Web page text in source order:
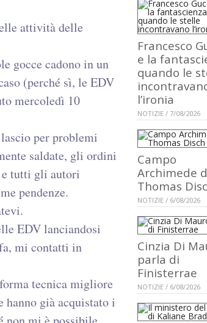
attività delle
gocce cadono in un
(perché sì, le EDV
mercoledì 10
per problemi
saldate, gli ordini
e tutti gli autori
pendenze.
EDV lanciandosi
mi contatti in
tecnica migliore
hanno già acquistato i
Francesco
e la
quando le
l’ironia
NOTIZIE / 7/08/2026
Campo
Archimede
Thomas
NOTIZIE / 6/08/2026
Cinzia Di
parla di
Finisterrae
NOTIZIE / 6/08/2026